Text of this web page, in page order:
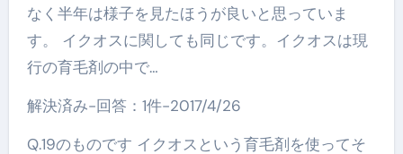
なく半年は様子を見たほうが良いと思っていま
す。 イクオスに関しても同じです。イクオスは現
行の育毛剤の中で…
解決済み-回答：1件-2017/4/26
Q.19のものです イクオスという育毛剤を使ってそ